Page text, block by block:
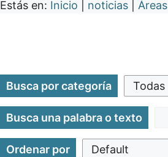
Estás en: Inicio noticias Áreas
Busca por categoría
Busca una palabra o texto
Ordenar por